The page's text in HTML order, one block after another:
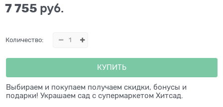
7 755 руб.
Количество:
КУПИТЬ
Выбираем и покупаем получаем скидки, бонусы и
подарки! Украшаем сад с супермаркетом Хитсад.